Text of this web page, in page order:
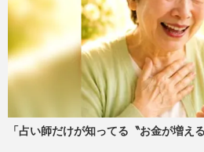
「占い師だけが知ってる〝お金が増え